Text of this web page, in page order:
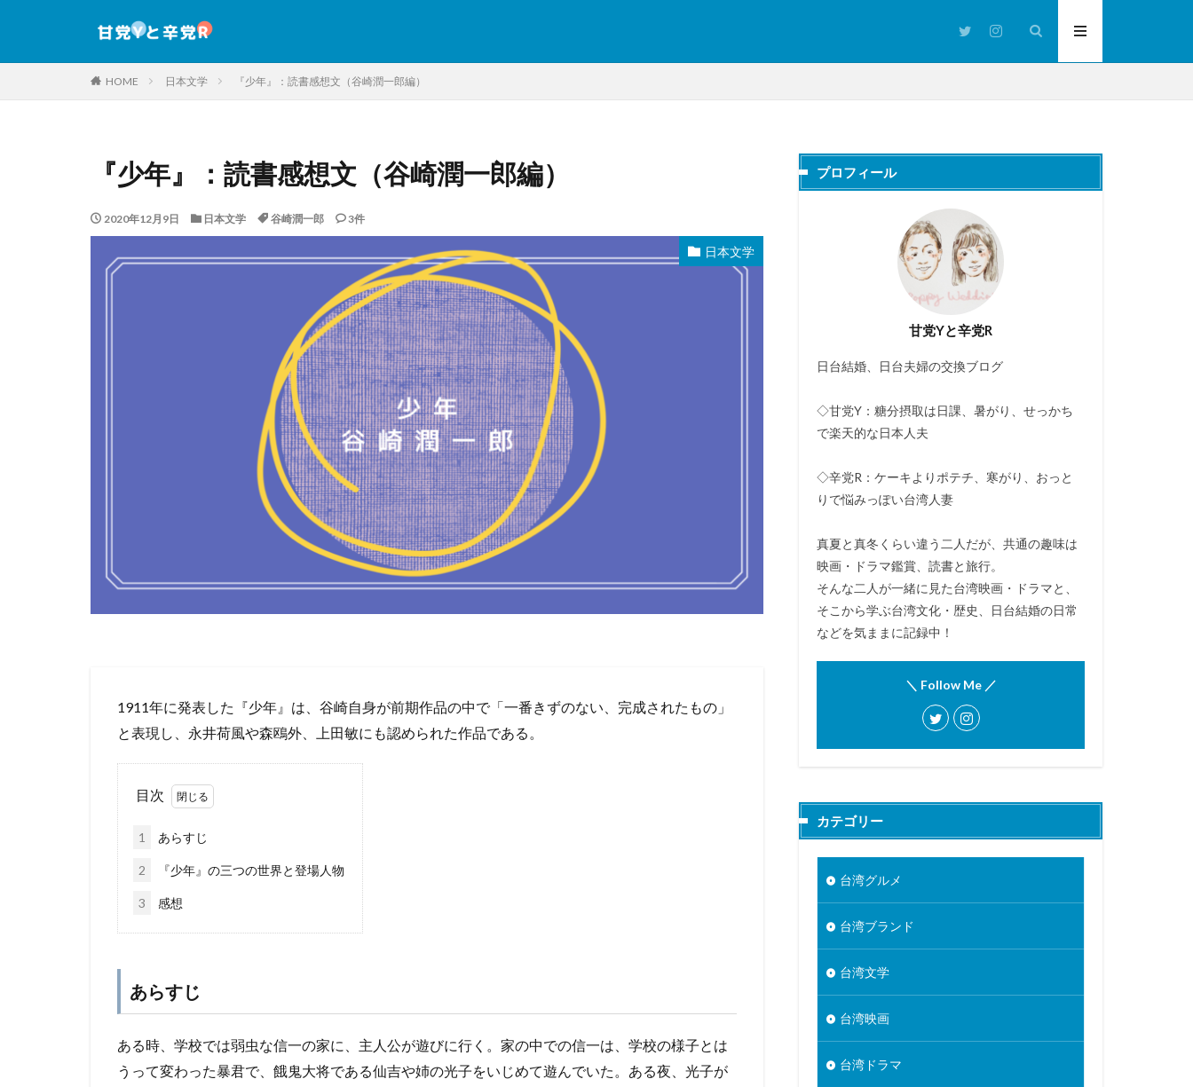
HOME 日本文学 『少年』：読書感想文（谷崎潤一郎編）
『少年』：読書感想文（谷崎潤一郎編）
2020年12月9日 日本文学 谷崎潤一郎 3件
日本文学
1911年に発表した『少年』は、谷崎自身が前期作品の中で「一番きずのない、完成されたもの」
と表現し、永井荷風や森鴎外、上田敏にも認められた作品である。
目次
1 あらすじ
2 『少年』の三つの世界と登場人物
3 感想
あらすじ
ある時、学校では弱虫な信一の家に、主人公が遊びに行く。家の中での信一は、学校の様子とは
うって変わった暴君で、餓鬼大将である仙吉や姉の光子をいじめて遊んでいた。ある夜、光子が
プロフィール
甘党Yと辛党R
日台結婚、日台夫婦の交換ブログ
◇甘党Y：糖分摂取は日課、暑がり、せっかち
で楽天的な日本人夫
◇辛党R：ケーキよりポテチ、寒がり、おっと
りで悩みっぽい台湾人妻
真夏と真冬くらい違う二人だが、共通の趣味は
映画・ドラマ鑑賞、読書と旅行。
そんな二人が一緒に見た台湾映画・ドラマと、
そこから学ぶ台湾文化・歴史、日台結婚の日常
などを気ままに記録中！
＼ Follow Me ／
カテゴリー
台湾グルメ
台湾ブランド
台湾文学
台湾映画
台湾ドラマ